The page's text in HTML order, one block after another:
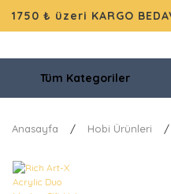
1750 ₺ üzeri KARGO
Tüm Kategoriler
Anasayfa Hobi Ürünleri